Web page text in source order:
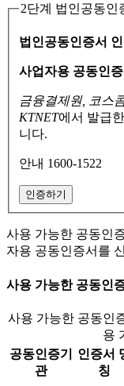
2단계 법인공동인
법인공동인증서
사업자용 공동인
금융결제원, 코스
KTNET에서 발급
니다.
안내 1600-1522
인증하기
사용 가능한 공동인
자용 공동인증서를
사용 가능한 공동인
사용 가능한 공동인
용
공동인증기
관
인증서
칭